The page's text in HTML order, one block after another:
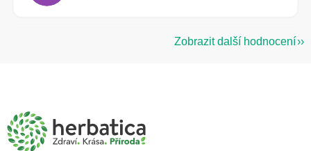
Zobrazit další hodnocení
a